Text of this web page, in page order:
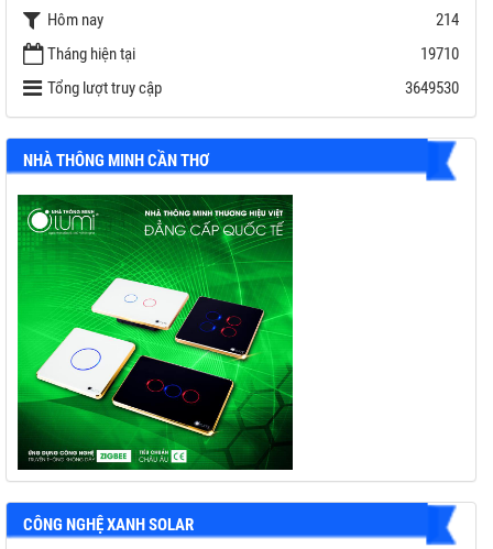
Bảo hành: 7 năm ( 10 năm với combo Battery SOLAX )
Hôm nay
214
Tháng hiện tại
19710
Tổng lượt truy cập
3649530
NHÀ THÔNG MINH CẦN THƠ
CÔNG NGHỆ XANH SOLAR